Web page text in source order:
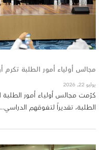
مجالس أولياء أمور الطلبة تكرم
يوليو 22, 2026
كرّمت مجالس أولياء أمور الطلبة
الطلبة، تقديراً لتفوقهم الدراسي...